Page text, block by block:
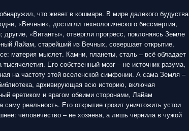
что живет в кошмаре. В мире далекого будуства
«Вечные», достигли технологического бессмертия,
«Витанты», отвергли прогресс, поклоняясь Земле
Лайам, старейший из Вечных, совершает открытие,
материя мыслет. Камни, планеты, сталь – всё обладает
Его собственный мозг – не источник разума,
на частоту этой вселенской симфонии. А сама Земля –
архивирующая всю историю, включая
еретиком и врагом обеими сторонами, Лайам
реальность. Его открытие грозит уничтожить устои
человечество – не хозяева, а лишь чернила в чужой